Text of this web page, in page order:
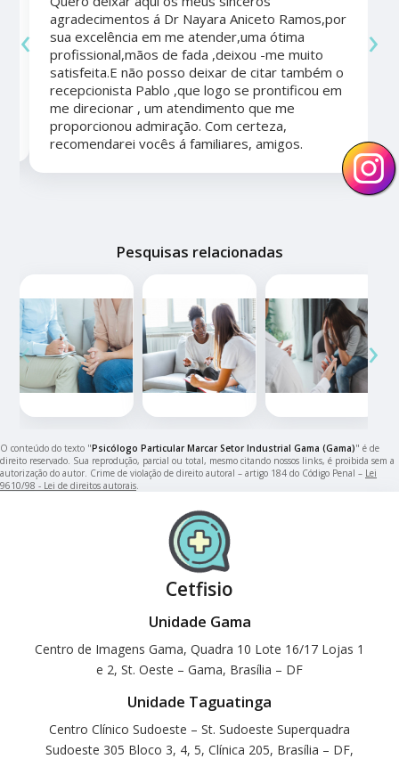
agradecimentos á Dr Nayara Aniceto Ramos,por
sua excelência em me atender,uma ótima
profissional,mãos de fada ,deixou -me muito
satisfeita.E não posso deixar de citar também o
recepcionista Pablo ,que logo se prontificou em
me direcionar , um atendimento que me
proporcionou admiração. Com certeza,
recomendarei vocês á familiares, amigos.
‹ ›
Pesquisas relacionadas
‹ ›
O conteúdo do texto "Psicólogo Particular Marcar Setor Industrial Gama (Gama)" é de
direito reservado. Sua reprodução, parcial ou total, mesmo citando nossos links, é proibida sem a
autorização do autor. Crime de violação de direito autoral – artigo 184 do Código Penal – Lei
9610/98 - Lei de direitos autorais.
Cetfisio
Unidade Gama
Centro de Imagens Gama, Quadra 10 Lote 16/17 Lojas 1
e 2, St. Oeste – Gama, Brasília – DF
Unidade Taguatinga
Centro Clínico Sudoeste – St. Sudoeste Superquadra
Sudoeste 305 Bloco 3, 4, 5, Clínica 205, Brasília – DF,